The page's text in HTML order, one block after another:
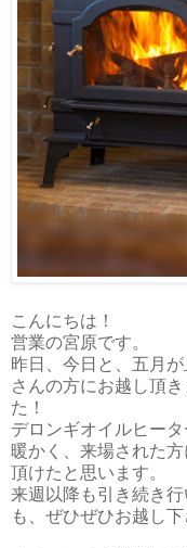
こんにちは！
営業の宮原です。
昨日、今日と、五月
さんの方にお越し頂
た！
デロンギオイルヒー
暖かく、来場された
頂けたと思います。
来週以降も引き続き
も、ぜひぜひお越し下